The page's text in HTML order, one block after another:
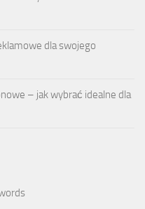
dla swojego
– jak wybrać idealne dla